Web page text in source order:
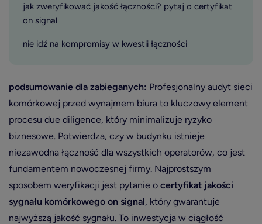
jak zweryfikować jakość łączności? pytaj o certyfikat
on signal
nie idź na kompromisy w kwestii łączności
podsumowanie dla zabieganych: Profesjonalny audyt sieci
komórkowej przed wynajmem biura to kluczowy element
procesu due diligence, który minimalizuje ryzyko
biznesowe. Potwierdza, czy w budynku istnieje
niezawodna łączność dla wszystkich operatorów, co jest
fundamentem nowoczesnej firmy. Najprostszym
sposobem weryfikacji jest pytanie o certyfikat jakości
sygnału komórkowego on signal, który gwarantuje
najwyższą jakość sygnału. To inwestycja w ciągłość